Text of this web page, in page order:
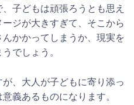
子どもは頑張ろうとも思え
ジが大きすぎて、そこから
かかってしまうか、現実を
でしょう。
、大人が子どもに寄り添っ
義あるものになります。